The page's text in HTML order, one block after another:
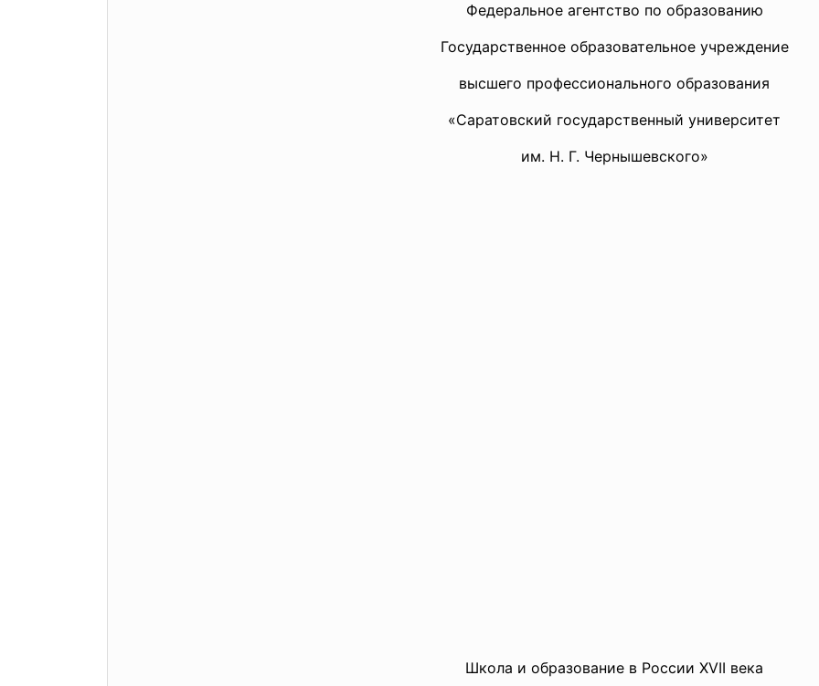
Федеральное агентство по образованию
Государственное образовательное учреждение
высшего профессионального образования
«Саратовский государственный университет
им. Н. Г. Чернышевского»
Школа и образование в России XVII века